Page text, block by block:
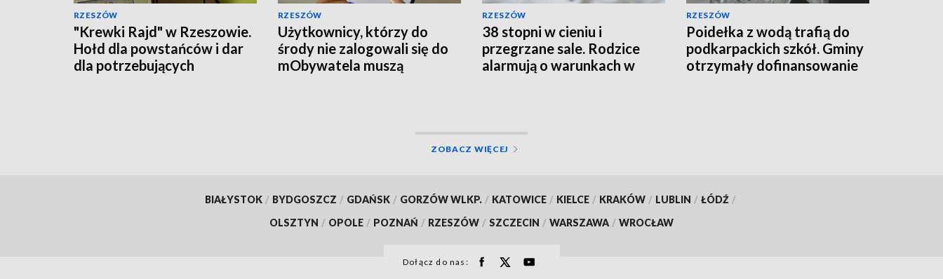
RZESZÓW
"Krewki Rajd" w Rzeszowie.
Hołd dla powstańców i dar
dla potrzebujących
RZESZÓW
Użytkownicy, którzy do
środy nie zalogowali się do
mObywatela muszą
RZESZÓW
38 stopni w cieniu i
przegrzane sale. Rodzice
alarmują o warunkach w
RZESZÓW
Poidełka z wodą trafią do
podkarpackich szkół. Gminy
otrzymały dofinansowanie
ZOBACZ WIĘCEJ
BIAŁYSTOK / BYDGOSZCZ / GDAŃSK / GORZÓW WLKP. / KATOWICE / KIELCE / KRAKÓW / LUBLIN / ŁÓDŹ /
OLSZTYN / OPOLE / POZNAŃ / RZESZÓW / SZCZECIN / WARSZAWA / WROCŁAW
Dołącz do nas: